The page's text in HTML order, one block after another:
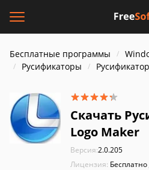
Бесплатные программы
Русификаторы
Скачать
Logo Maker
Версия:2.0.205
Лицензия: